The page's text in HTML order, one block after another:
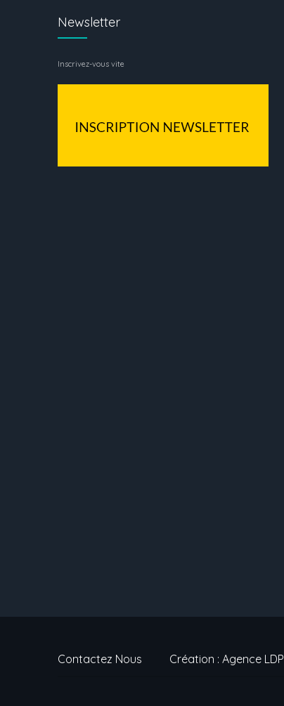
Newsletter
Inscrivez-vous vite
Contactez Nous Création : Agence LDP